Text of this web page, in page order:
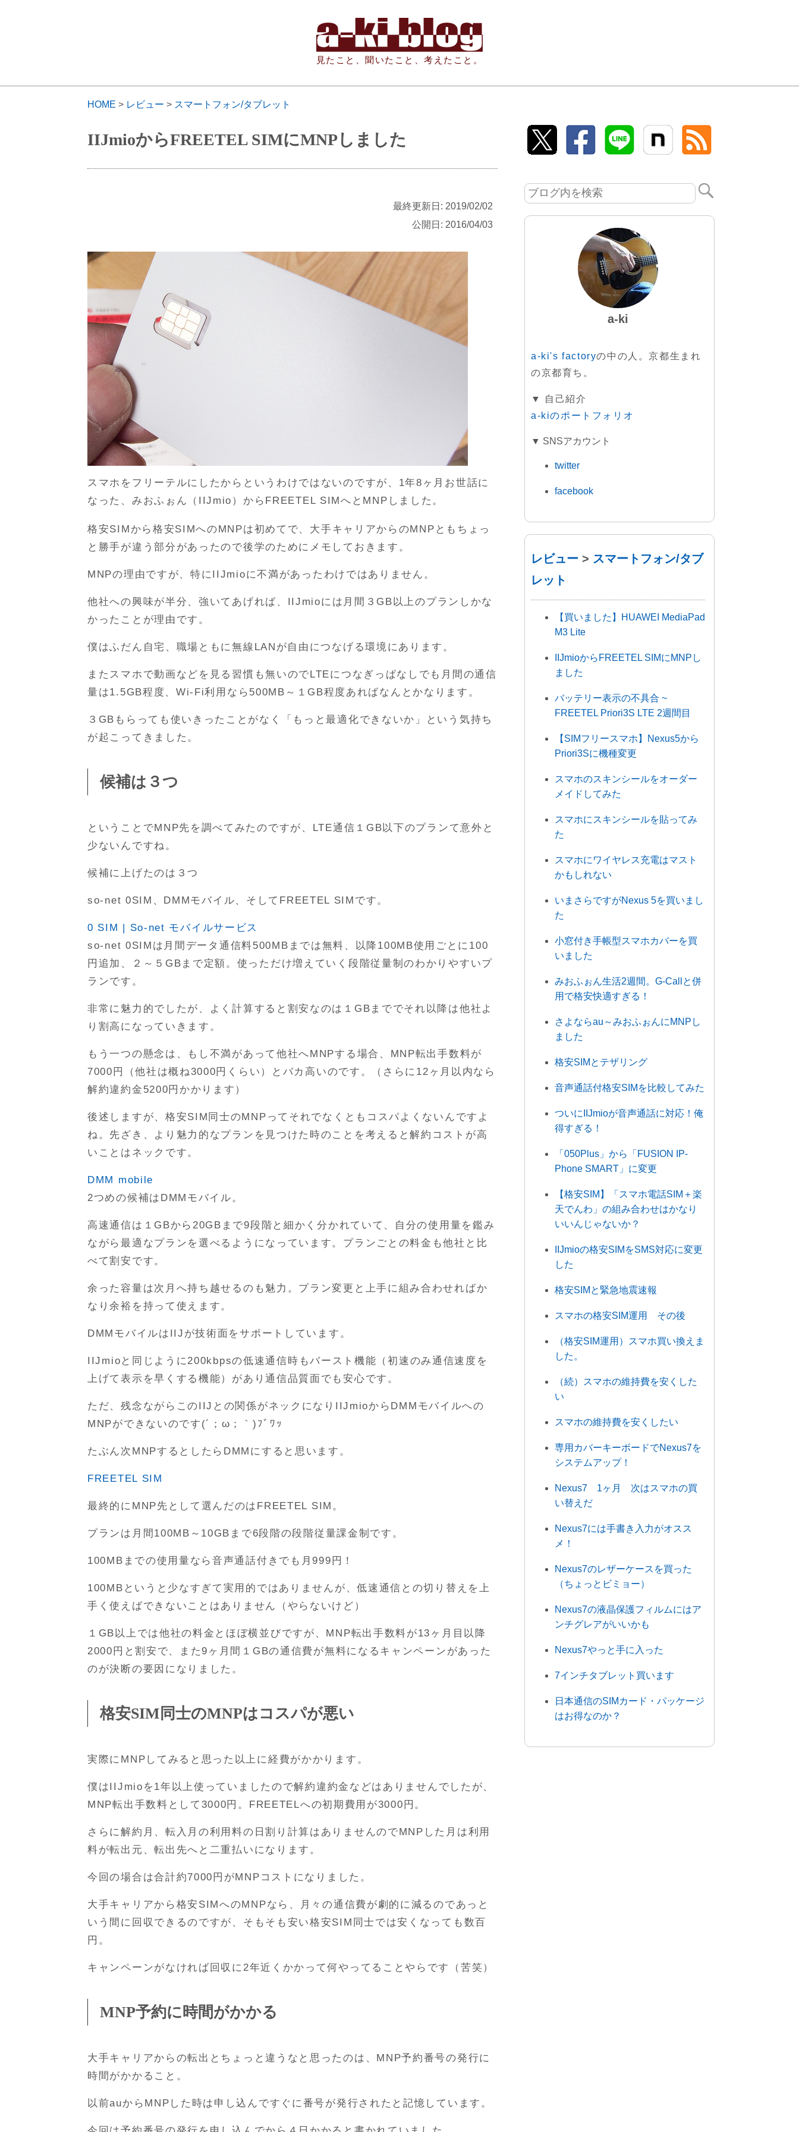
見たこと、聞いたこと、考えたこと。
HOME > レビュー > スマートフォン/タブレット
IIJmioからFREETEL SIMにMNPしました
最終更新日: 2019/02/02
公開日: 2016/04/03
スマホをフリーテルにしたからというわけではないのですが、1年8ヶ月お世話に
なった、みおふぉん（IIJmio）からFREETEL SIMへとMNPしました。
格安SIMから格安SIMへのMNPは初めてで、大手キャリアからのMNPともちょっ
と勝手が違う部分があったので後学のためにメモしておきます。
MNPの理由ですが、特にIIJmioに不満があったわけではありません。
他社への興味が半分、強いてあげれば、IIJmioには月間３GB以上のプランしかな
かったことが理由です。
僕はふだん自宅、職場ともに無線LANが自由につなげる環境にあります。
またスマホで動画などを見る習慣も無いのでLTEにつなぎっぱなしでも月間の通信
量は1.5GB程度、Wi-Fi利用なら500MB～１GB程度あればなんとかなります。
３GBもらっても使いきったことがなく「もっと最適化できないか」という気持ち
が起こってきました。
候補は３つ
ということでMNP先を調べてみたのですが、LTE通信１GB以下のプランて意外と
少ないんですね。
候補に上げたのは３つ
so-net 0SIM、DMMモバイル、そしてFREETEL SIMです。
0 SIM | So-net モバイルサービス
so-net 0SIMは月間データ通信料500MBまでは無料、以降100MB使用ごとに100
円追加、２～５GBまで定額。使っただけ増えていく段階従量制のわかりやすいプ
ランです。
非常に魅力的でしたが、よく計算すると割安なのは１GBまででそれ以降は他社よ
り割高になっていきます。
もう一つの懸念は、もし不満があって他社へMNPする場合、MNP転出手数料が
7000円（他社は概ね3000円くらい）とバカ高いのです。（さらに12ヶ月以内なら
解約違約金5200円かかります）
後述しますが、格安SIM同士のMNPってそれでなくともコスパよくないんですよ
ね。先ざき、より魅力的なプランを見つけた時のことを考えると解約コストが高
いことはネックです。
DMM mobile
2つめの候補はDMMモバイル。
高速通信は１GBから20GBまで9段階と細かく分かれていて、自分の使用量を鑑み
ながら最適なプランを選べるようになっています。プランごとの料金も他社と比
べて割安です。
余った容量は次月へ持ち越せるのも魅力。プラン変更と上手に組み合わせればか
なり余裕を持って使えます。
DMMモバイルはIIJが技術面をサポートしています。
IIJmioと同じように200kbpsの低速通信時もバースト機能（初速のみ通信速度を
上げて表示を早くする機能）があり通信品質面でも安心です。
ただ、残念ながらこのIIJとの関係がネックになりIIJmioからDMMモバイルへの
MNPができないのです(´；ω；｀)ﾌﾞﾜｯ
たぶん次MNPするとしたらDMMにすると思います。
FREETEL SIM
最終的にMNP先として選んだのはFREETEL SIM。
プランは月間100MB～10GBまで6段階の段階従量課金制です。
100MBまでの使用量なら音声通話付きでも月999円！
100MBというと少なすぎて実用的ではありませんが、低速通信との切り替えを上
手く使えばできないことはありません（やらないけど）
１GB以上では他社の料金とほぼ横並びですが、MNP転出手数料が13ヶ月目以降
2000円と割安で、また9ヶ月間１GBの通信費が無料になるキャンペーンがあった
のが決断の要因になりました。
格安SIM同士のMNPはコスパが悪い
実際にMNPしてみると思った以上に経費がかかります。
僕はIIJmioを1年以上使っていましたので解約違約金などはありませんでしたが、
MNP転出手数料として3000円。FREETELへの初期費用が3000円。
さらに解約月、転入月の利用料の日割り計算はありませんのでMNPした月は利用
料が転出元、転出先へと二重払いになります。
今回の場合は合計約7000円がMNPコストになりました。
大手キャリアから格安SIMへのMNPなら、月々の通信費が劇的に減るのであっと
いう間に回収できるのですが、そもそも安い格安SIM同士では安くなっても数百
円。
キャンペーンがなければ回収に2年近くかかって何やってることやらです（苦笑）
MNP予約に時間がかかる
大手キャリアからの転出とちょっと違うなと思ったのは、MNP予約番号の発行に
時間がかかること。
以前auからMNPした時は申し込んですぐに番号が発行されたと記憶しています。
a-ki
a-ki's factoryの中の人。京都生まれ
の京都育ち。
▼ 自己紹介
a-kiのポートフォリオ
▼ SNSアカウント
twitter
facebook
レビュー > スマートフォン/タブ
レット
【買いました】HUAWEI MediaPad
M3 Lite
IIJmioからFREETEL SIMにMNPし
ました
バッテリー表示の不具合 ~
FREETEL Priori3S LTE 2週間目
【SIMフリースマホ】Nexus5から
Priori3Sに機種変更
スマホのスキンシールをオーダー
メイドしてみた
スマホにスキンシールを貼ってみ
た
スマホにワイヤレス充電はマスト
かもしれない
いまさらですがNexus 5を買いまし
た
小窓付き手帳型スマホカバーを買
いました
みおふぉん生活2週間。G-Callと併
用で格安快適すぎる！
さよならau～みおふぉんにMNPし
ました
格安SIMとテザリング
音声通話付格安SIMを比較してみた
ついにIIJmioが音声通話に対応！俺
得すぎる！
「050Plus」から「FUSION IP-
Phone SMART」に変更
【格安SIM】「スマホ電話SIM＋楽
天でんわ」の組み合わせはかなり
いいんじゃないか？
IIJmioの格安SIMをSMS対応に変更
した
格安SIMと緊急地震速報
スマホの格安SIM運用 その後
（格安SIM運用）スマホ買い換えま
した。
（続）スマホの維持費を安くした
い
スマホの維持費を安くしたい
専用カバーキーボードでNexus7を
システムアップ！
Nexus7 1ヶ月 次はスマホの買
い替えだ
Nexus7には手書き入力がオスス
メ！
Nexus7のレザーケースを買った
（ちょっとビミョー）
Nexus7の液晶保護フィルムにはア
ンチグレアがいいかも
Nexus7やっと手に入った
7インチタブレット買います
日本通信のSIMカード・パッケージ
はお得なのか？